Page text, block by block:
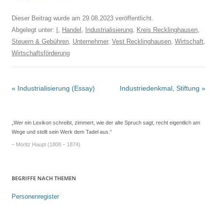
Dieser Beitrag wurde am 29.08.2023 veröffentlicht.
Abgelegt unter: I Handel Industrialisierung Kreis Recklinghausen
Steuern & Gebühren Unternehmer, Vest Recklinghausen Wirtschaft
Wirtschaftsförderung
Beitrags-
« Industrialisierung (Essay) Industriedenkmal, Stiftung »
„Wer ein Lexikon schreibt, zimmert, wie der alte Spruch sagt, recht eigentlich am
Wege und stellt sein Werk dem Tadel aus.“
– Moritz Haupt (1808 – 1874)
BEGRIFFE NACH THEMEN
Personenregister